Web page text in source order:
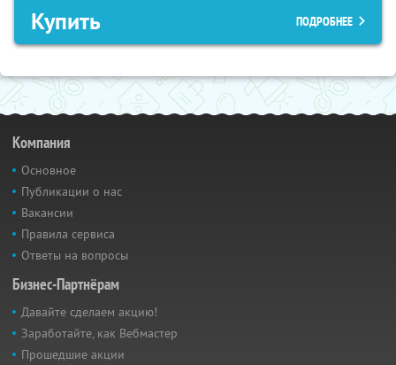
Купить ПОДРОБНЕЕ
Компания
Основное
Публикации о нас
Вакансии
Правила сервиса
Ответы на вопросы
Бизнес-Партнёрам
Давайте сделаем акцию!
Заработайте, как Вебмастер
Прошедшие акции